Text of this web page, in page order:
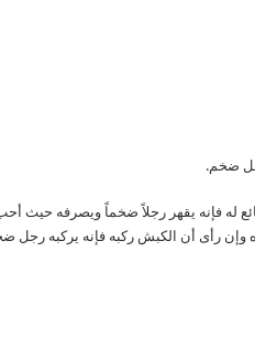
ضخم.
له فإنه يقهر رجلاً ضخماً ويصرفه حيث
وإن رأى أن الكبش ركبه فإنه يركبه رجل